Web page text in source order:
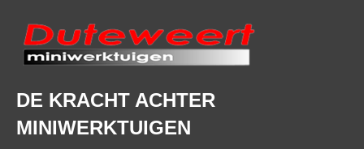
DE KRACHT ACHTER
MINIWERKTUIGEN